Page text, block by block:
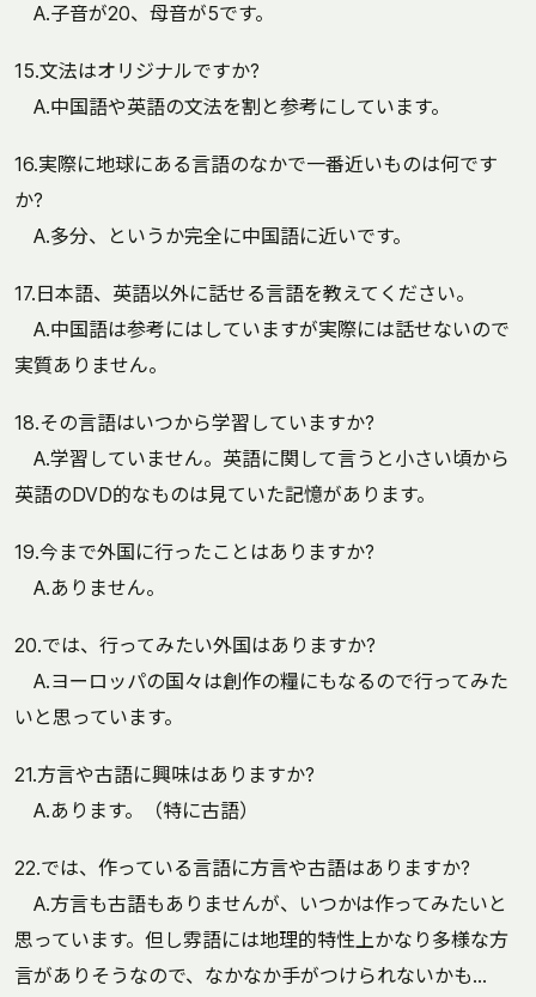
A.子音が20、母音が5です。
15.文法はオリジナルですか?
A.中国語や英語の文法を割と参考にしています。
16.実際に地球にある言語のなかで一番近いものは何です
か?
A.多分、というか完全に中国語に近いです。
17.日本語、英語以外に話せる言語を教えてください。
A.中国語は参考にはしていますが実際には話せないので
実質ありません。
18.その言語はいつから学習していますか?
A.学習していません。英語に関して言うと小さい頃から
英語のDVD的なものは見ていた記憶があります。
19.今まで外国に行ったことはありますか?
A.ありません。
20.では、行ってみたい外国はありますか?
A.ヨーロッパの国々は創作の糧にもなるので行ってみた
いと思っています。
21.方言や古語に興味はありますか?
A.あります。（特に古語）
22.では、作っている言語に方言や古語はありますか?
A.方言も古語もありませんが、いつかは作ってみたいと
思っています。但し雰語には地理的特性上かなり多様な方
言がありそうなので、なかなか手がつけられないかも...